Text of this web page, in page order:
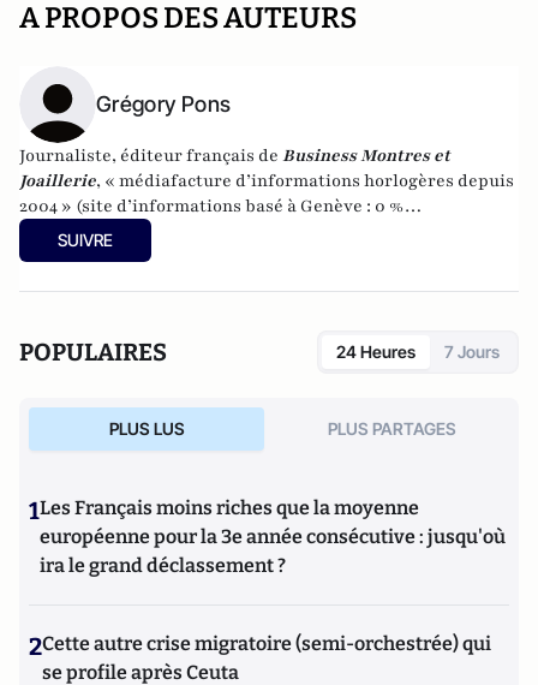
A PROPOS DES AUTEURS
Grégory Pons
Journaliste, éditeur français de Business Montres et
Joaillerie, « médiafacture d’informations horlogères depuis
2004 » (site d’informations basé à Genève : 0 %
publicité-100 % liberté), spécialiste du marketing horloger
et de l’analyse des marchés de la montre.
SUIVRE
POPULAIRES 24 Heures 7 Jours
PLUS LUS PLUS PARTAGES
1Les Français moins riches que la moyenne
européenne pour la 3e année consécutive : jusqu'où
ira le grand déclassement ?
2Cette autre crise migratoire (semi-orchestrée) qui
se profile après Ceuta